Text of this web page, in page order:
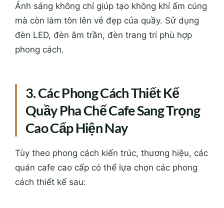
Ánh sáng không chỉ giúp tạo không khí ấm cúng
mà còn làm tôn lên vẻ đẹp của quầy. Sử dụng
đèn LED, đèn âm trần, đèn trang trí phù hợp
phong cách.
3. Các Phong Cách Thiết Kế
Quầy Pha Chế Cafe Sang Trọng
Cao Cấp Hiện Nay
Tùy theo phong cách kiến trúc, thương hiệu, các
quán cafe cao cấp có thể lựa chọn các phong
cách thiết kế sau: